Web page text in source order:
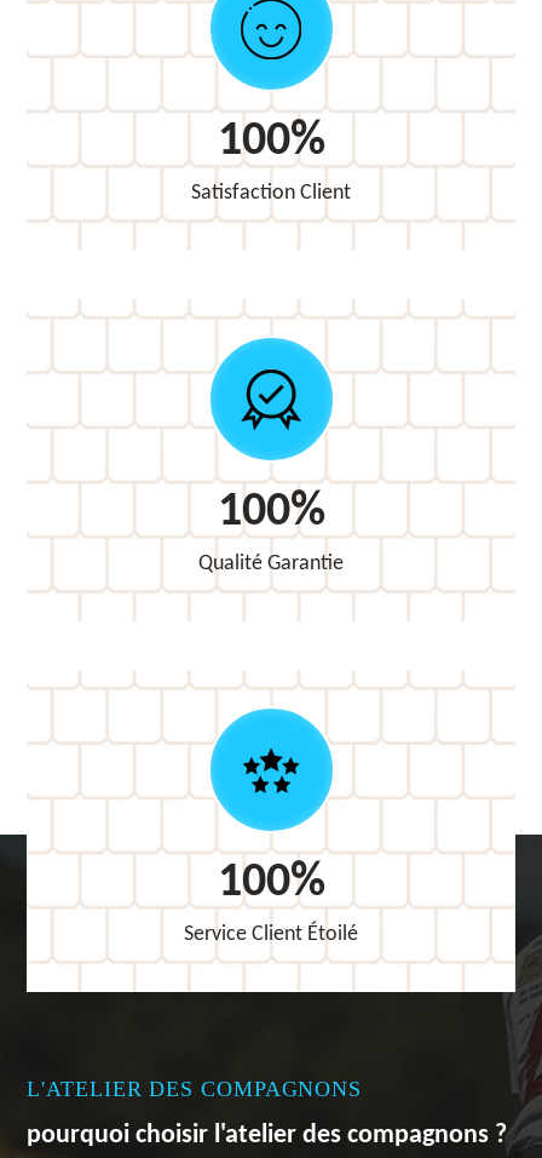
100%
Satisfaction Client
100%
Qualité Garantie
100%
Service Client Étoilé
L'ATELIER DES COMPAGNONS
pourquoi choisir l'atelier des compagnons ?